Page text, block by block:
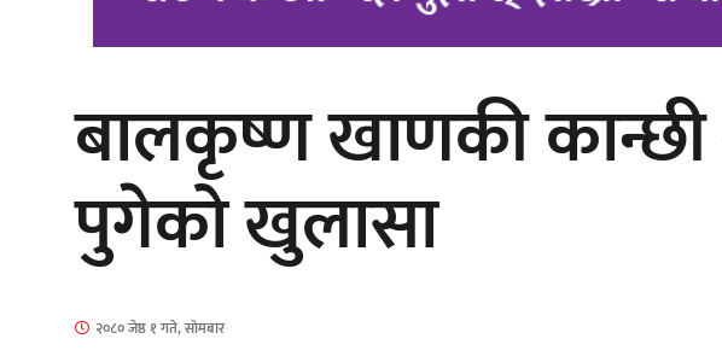
‘दुर्गा’ निर्माण गर्दै सम्राट
बालकृष्ण खाणकी कान्छी
पुगेको खुलासा
२०८० जेष्ठ १ गते, सोमबार